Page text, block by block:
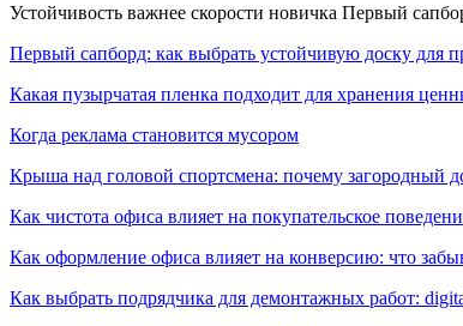
Устойчивость важнее скорости новичка Первый
Первый сапборд: как выбрать устойчивую доску для
Какая пузырчатая пленка подходит для хранения
Когда реклама становится мусором
Крыша над головой спортсмена: почему загородный
Как чистота офиса влияет на покупательское
Как оформление офиса влияет на конверсию: что
Как выбрать подрядчика для демонтажных работ: